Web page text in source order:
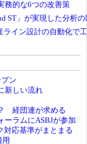
ン
新しい流れ
経団連が求める
ーラムにASBJが参加
対応基準がまとまる